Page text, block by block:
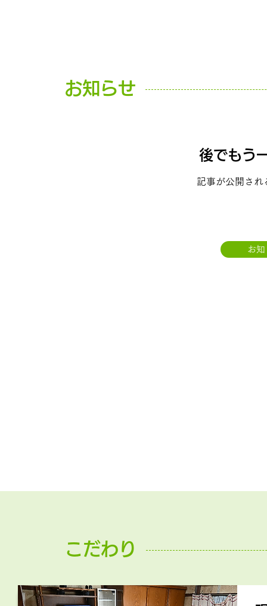
お知らせ
後でもう
記事が公開され
お
こだわり